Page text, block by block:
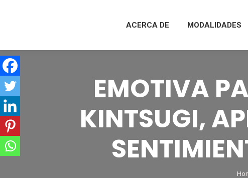
ACERCA DE MODALIDADES
EMOTIVA
KINTSUGI,